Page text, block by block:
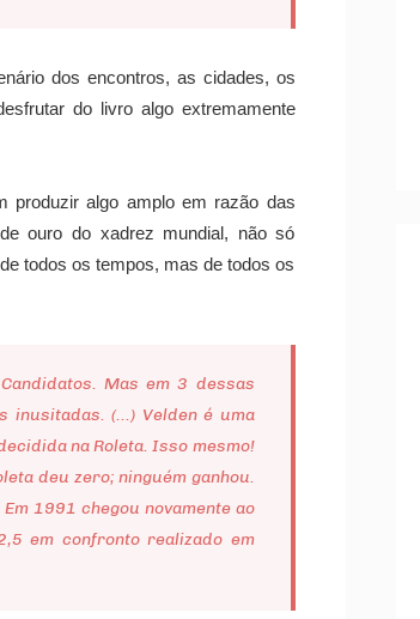
dos encontros, as cidades, os
do livro algo extremamente
produzir algo amplo em razão das
ouro do xadrez mundial, não só
todos os tempos, mas de todos os
Mas em 3 dessas
inusitadas. (...) Velden é uma
na Roleta. Isso mesmo!
deu zero; ninguém ganhou.
1991 chegou novamente ao
em confronto realizado em